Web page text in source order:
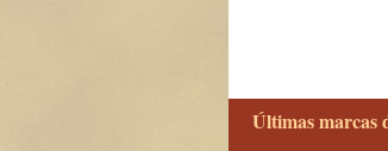
Últimas marcas